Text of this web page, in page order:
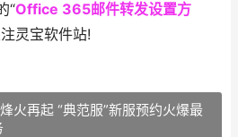
“Office 365邮件转发设置方
灵宝软件站!
火再起 “典范服”新服预约火爆最